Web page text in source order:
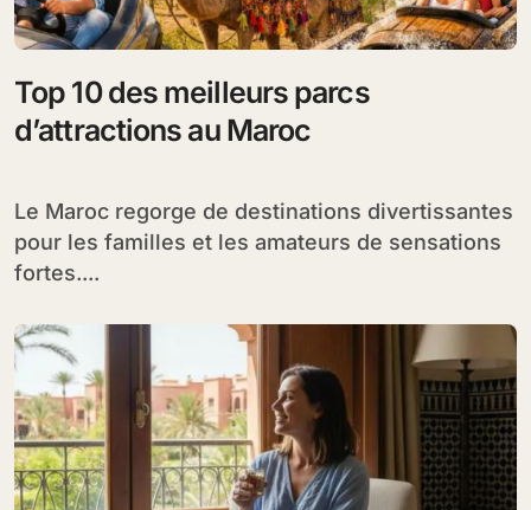
Top 10 des meilleurs parcs
d’attractions au Maroc
Le Maroc regorge de destinations divertissantes
pour les familles et les amateurs de sensations
fortes....